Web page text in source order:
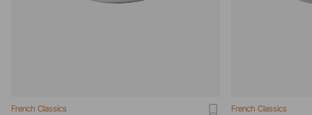
French Classics French Classics